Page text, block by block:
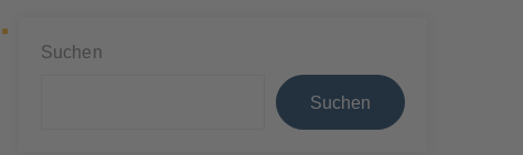
Suchen
Suchen